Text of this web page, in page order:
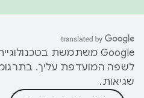
לשפה המועדפת עליך.
שגיאות.